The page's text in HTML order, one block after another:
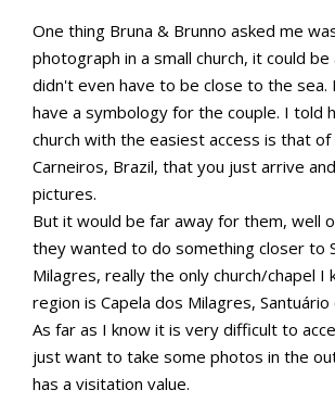
One thing Bruna & Brunno asked me
photograph in a small church, it could be
didn't even have to be close to the sea.
have a symbology for the couple. I told
church with the easiest access is that of
Carneiros, Brazil, that you just arrive
pictures.
But it would be far away for them, well
they wanted to do something closer to
Milagres, really the only church/chapel I
region is Capela dos Milagres,
As far as I know it is very difficult to
just want to take some photos in the
has a visitation value.